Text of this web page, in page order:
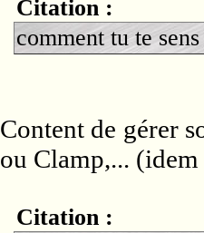
Citation :
comment tu te
Content de gérer
ou Clamp,...
Citation :